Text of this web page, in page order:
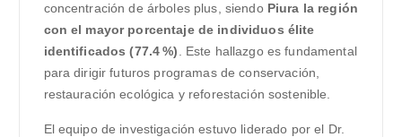
concentración de árboles plus, siendo Piura la región
con el mayor porcentaje de individuos élite
identificados (77.4 %). Este hallazgo es fundamental
para dirigir futuros programas de conservación,
restauración ecológica y reforestación sostenible.
El equipo de investigación estuvo liderado por el Dr.